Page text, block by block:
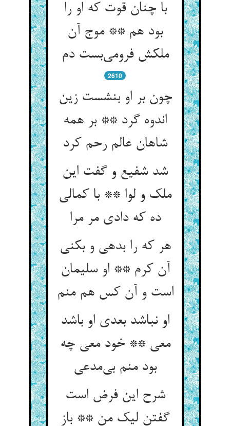
با چنان قوت که او را
بود هم ** موج آن
ملکش فرومی‌‌بست دم‌‌
2610
چون بر او بنشست زین
اندوه گرد ** بر همه
شاهان عالم رحم کرد
شد شفیع و گفت این
ملک و لوا ** با کمالی
ده که دادی مر مرا
هر که را بدهی و بکنی
آن کرم ** او سلیمان
است و آن کس هم منم‌‌
او نباشد بعدی او باشد
معی ** خود معی چه
شرح این فرض است
گفتن لیک من ** باز